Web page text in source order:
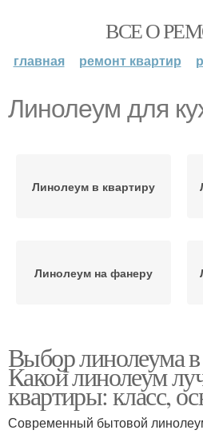
ВСЕ О
главная ремонт квартир
Линолеум для
Линолеум в квартиру
Линолеум на фанеру
Линолеум на кухне
Выбор линолеума в
Какой линолеум
квартиры: класс,
Современный бытовой